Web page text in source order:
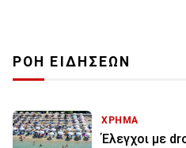
ΡΟΗ ΕΙΔΗΣΕΩΝ
ΧΡΗΜΑ
Έλεγχοι με